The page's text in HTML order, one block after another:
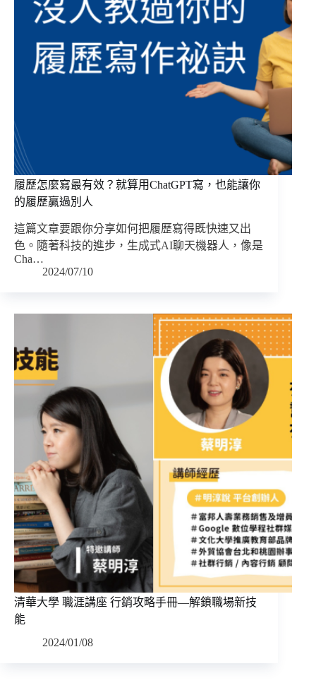
履歷怎麼寫最有效？就算用ChatGPT寫，也能讓你
的履歷贏過別人
這篇文章要跟你分享如何把履歷寫得既快速又出
色。隨著科技的進步，生成式AI聊天機器人，像是
Cha…
2024/07/10
清華大學 職涯講座 行銷攻略手冊—解鎖職場新技
能
2024/01/08